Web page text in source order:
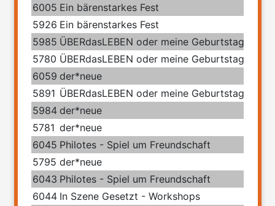
6005 Ein bärenstarkes Fest
5926 Ein bärenstarkes Fest
5985 ÜBERdasLEBEN oder meine Geburtstage mit
5780 ÜBERdasLEBEN oder meine Geburtstage mit
6059 der*neue
5891 ÜBERdasLEBEN oder meine Geburtstage mit
5984 der*neue
5781 der*neue
6045 Philotes - Spiel um Freundschaft
5795 der*neue
6043 Philotes - Spiel um Freundschaft
6044 In Szene Gesetzt - Workshops